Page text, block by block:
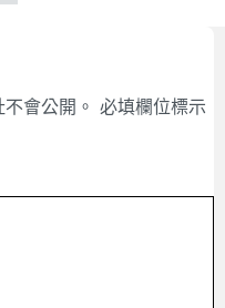
會公開。 必填欄位標示